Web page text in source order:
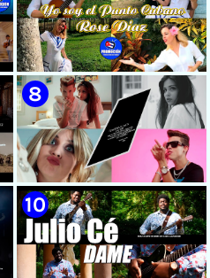
🟡 Riger DLC || ¨LCA ( La
Expansión )¨ || Director: Dani
A.R || Música cubana || Videoclip
|| CUBA
🟡 Rose Díaz || ¨Yo soy el Punto
Cubano¨ (Autores: Celina
González y Reutilio
Domínguez) || Director:
Yuliades Mariño Cabello ||
Música popular tradicional
cubana - Punto Cubano -
Punto Guajiro || Videoclip ||
CUBA
🟡 July Roby || ¨Contigo o sin tí¨